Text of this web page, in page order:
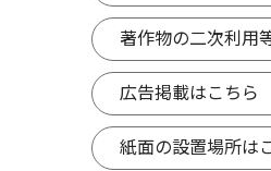
著作物の二次利用
広告掲載はこちら
紙面の設置場所は